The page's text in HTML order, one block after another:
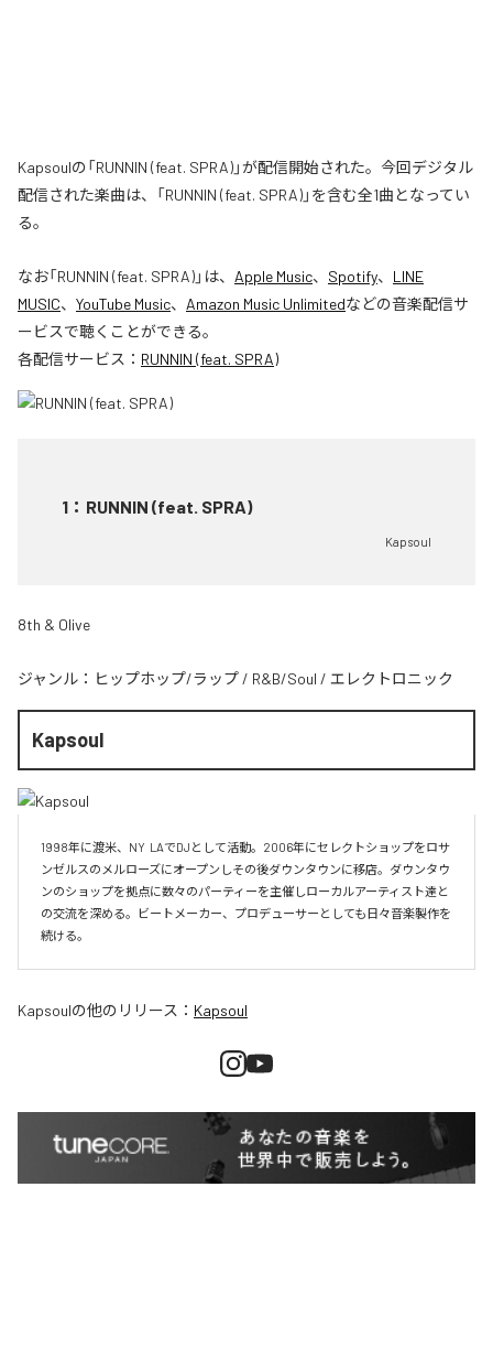
Kapsoulの「RUNNIN (feat. SPRA)」が配信開始された。今回デジタル
配信された楽曲は、「RUNNIN (feat. SPRA)」を含む全1曲となってい
る。
なお「RUNNIN (feat. SPRA)」は、 Apple Music、 Spotify、 LINE
MUSIC、 YouTube Music、 Amazon Music Unlimitedなどの音楽配信サ
ービスで聴くことができる。
各配信サービス： RUNNIN (feat. SPRA)
1 ： RUNNIN (feat. SPRA)
Kapsoul
8th & Olive
ジャンル： ヒップホップ/ラップ / R&B/Soul / エレクトロニック
Kapsoul
1998年に渡米、NY  LAでDJとして活動。2006年にセレクトショップをロサ
ンゼルスのメルローズにオープンしその後ダウンタウンに移店。ダウンタウ
ンのショップを拠点に数々のパーティーを主催しローカルアーティスト達と
の交流を深める。ビートメーカー、プロデューサーとしても日々音楽製作を
続ける。
Kapsoulの他のリリース： Kapsoul